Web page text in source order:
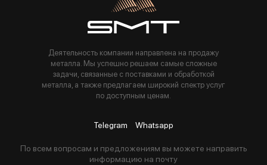
Деятельность компании направлена на продажу
металла. Мы успешно решаем самые сложные
задачи, связанные с поставками и обработкой
металла, а также предлагаем широкий спектр услуг
по доступным ценам.
Telegram Whatsapp
По всем вопросам и предложениям вы можете направить
информацию на почту